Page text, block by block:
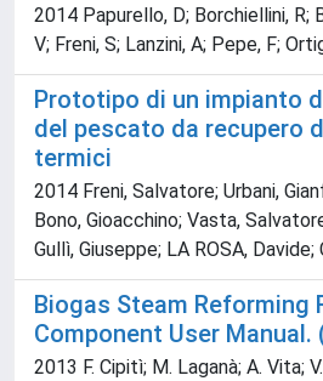
2014 Papurello, D; Borchiellini, R;
V; Freni, S; Lanzini, A; Pepe, F;
Prototipo di un impianto
del pescato da recupero
termici
2014 Freni, Salvatore; Urbani,
Bono, Gioacchino; Vasta,
Gullì, Giuseppe; LA ROSA, Davide;
Biogas Steam Reforming
Component User Manual.
2013 F. Cipitì; M. Laganà; A. Vita;